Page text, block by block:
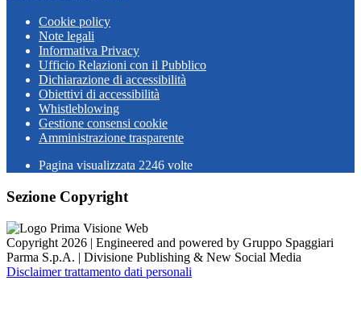
Cookie policy
Note legali
Informativa Privacy
Ufficio Relazioni con il Pubblico
Dichiarazione di accessibilità
Obiettivi di accessibilità
Whistleblowing
Gestione consensi cookie
Amministrazione trasparente
Pagina visualizzata 2246 volte
Sezione Copyright
Copyright 2026 | Engineered and powered by Gruppo Spaggiari
Parma S.p.A. | Divisione Publishing & New Social Media
Disclaimer trattamento dati personali